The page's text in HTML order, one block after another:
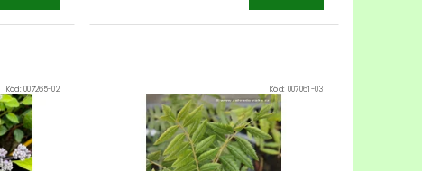
Kód:007265-02 Kód: 007061-03